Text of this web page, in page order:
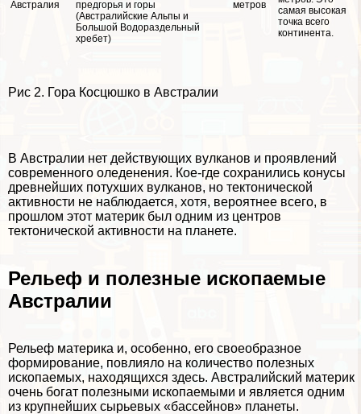
Австралия
предгорья и горы
(Австралийские Альпы и
Большой Водораздельный
хрeбeт)
метров
самая высокая
точка всего
континента.
Рис 2. Гора Косцюшко в Австралии
В Австралии нет действующих вулканов и проявлений
современного оледенения. Кое-где сохранились конусы
древнейших потухших вулканов, но тектонической
активности не наблюдается, хотя, вероятнее всего, в
прошлом этот материк был одним из центров
тектонической активности на планете.
Рельеф и полезные ископаемые
Австралии
Рельеф материка и, особенно, его своеобразное
формирование, повлияло на количество полезных
ископаемых, находящихся здесь. Австралийский материк
очень богат полезными ископаемыми и является одним
из крупнейших сырьевых «бассейнов» планеты.